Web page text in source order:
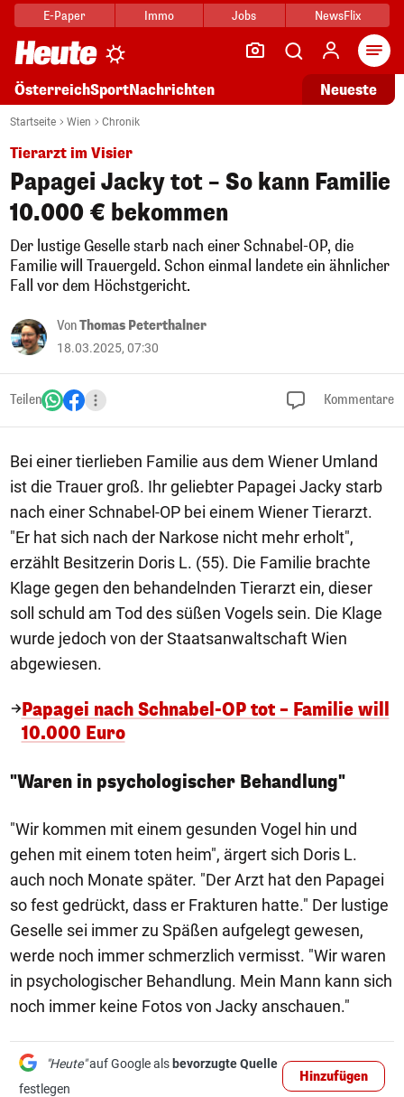
E-Paper Immo Jobs NewsFlix
ÖsterreichSportNachrichten Neueste
Startseite Wien Chronik
Tierarzt im Visier
Papagei Jacky tot – So kann Familie
10.000 € bekommen
Der lustige Geselle starb nach einer Schnabel-OP, die
Familie will Trauergeld. Schon einmal landete ein ähnlicher
Fall vor dem Höchstgericht.
VonThomas Peterthalner
18.03.2025, 07:30
Teilen Kommentare
Bei einer tierlieben Familie aus dem Wiener Umland
ist die Trauer groß. Ihr geliebter Papagei Jacky starb
nach einer Schnabel-OP bei einem Wiener Tierarzt.
"Er hat sich nach der Narkose nicht mehr erholt",
erzählt Besitzerin Doris L. (55). Die Familie brachte
Klage gegen den behandelnden Tierarzt ein, dieser
soll schuld am Tod des süßen Vogels sein. Die Klage
wurde jedoch von der Staatsanwaltschaft Wien
abgewiesen.
Papagei nach Schnabel-OP tot – Familie will
10.000 Euro
"Waren in psychologischer Behandlung"
"Wir kommen mit einem gesunden Vogel hin und
gehen mit einem toten heim", ärgert sich Doris L.
auch noch Monate später. "Der Arzt hat den Papagei
so fest gedrückt, dass er Frakturen hatte." Der lustige
Geselle sei immer zu Späßen aufgelegt gewesen,
werde noch immer schmerzlich vermisst. "Wir waren
in psychologischer Behandlung. Mein Mann kann sich
noch immer keine Fotos von Jacky anschauen."
"Heute"auf Google als bevorzugte Quelle
festlegen
Hinzufügen